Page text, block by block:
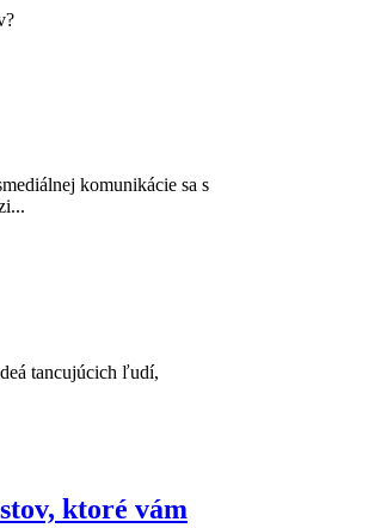
komunikácie sa s
tancujúcich ľudí,
ktoré vám